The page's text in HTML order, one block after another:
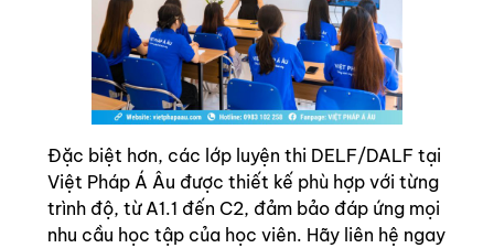
Đặc biệt hơn, các lớp luyện thi DELF/DALF tại
Việt Pháp Á Âu được thiết kế phù hợp với từng
trình độ, từ A1.1 đến C2, đảm bảo đáp ứng mọi
nhu cầu học tập của học viên. Hãy liên hệ ngay